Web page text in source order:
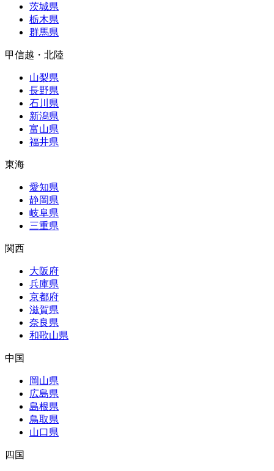
茨城県
栃木県
群馬県
甲信越・北陸
山梨県
長野県
石川県
新潟県
富山県
福井県
東海
愛知県
静岡県
岐阜県
三重県
関西
大阪府
兵庫県
京都府
滋賀県
奈良県
和歌山県
中国
岡山県
広島県
島根県
鳥取県
山口県
四国